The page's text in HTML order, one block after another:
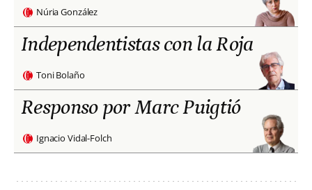
Núria González
Independentistas con la Roja
Toni Bolaño
Responso por Marc Puigtió
Ignacio Vidal-Folch